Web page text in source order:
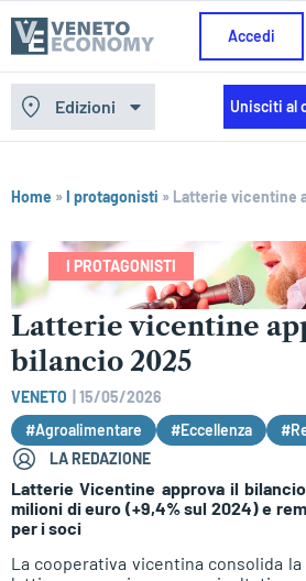
Accedi
Edizioni Unisciti al
Home »I protagonisti » Latterie vicentine
I PROTAGONISTI
Latterie vicentine
bilancio 2025
VENETO
15/05/2026
#Agroalimentare
#Eccellenza
LA REDAZIONE
Latterie Vicentine approva il
milioni di euro (+9,4% sul 2024) e
per i soci
La cooperativa vicentina consolida